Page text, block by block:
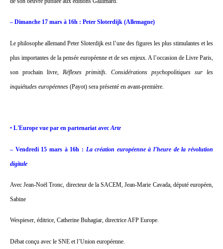
– Dimanche 17 mars à 16h : Peter Sloterdijk (Allemagne)
Le philosophe allemand Peter Sloterdijk est l’une des figures les plus stimulantes et les
plus importantes de la pensée européenne et de ses enjeux. A l’occasion de Livre Paris,
son prochain livre, Réflexes primitifs. Considérations psychopolitiques sur les
inquiétudes européennes (Payot) sera présenté en avant-première.
• L'Europe vue par en partenariat avecArte
– Vendredi 15 mars à 16h : La création européenne à l’heure de la révolution
digitale
Avec Jean-Noël Tronc, directeur de la SACEM, Jean-Marie Cavada, député européen,
Sabine
Wespieser, éditrice, Catherine Buhagiar, directrice AFP Europe.
Débat conçu avec le SNE et l’Union européenne.